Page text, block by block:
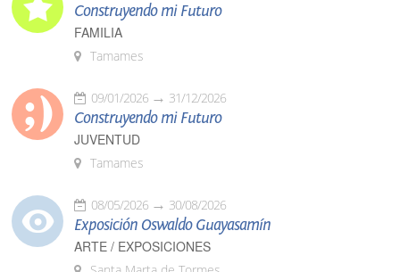
Construyendo mi Futuro
FAMILIA
Tamames
09/01/2026 31/12/2026
Construyendo mi Futuro
JUVENTUD
Tamames
08/05/2026 30/08/2026
Exposición Oswaldo Guayasamín
ARTE / EXPOSICIONES